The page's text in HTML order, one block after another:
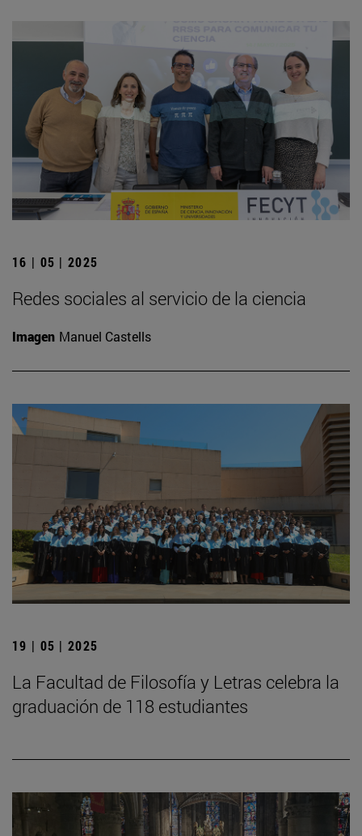
16 | 05 | 2025
Redes sociales al servicio de la ciencia
Imagen Manuel Castells
19 | 05 | 2025
La Facultad de Filosofía y Letras celebra la
graduación de 118 estudiantes